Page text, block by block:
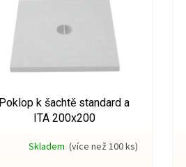
Poklop k šachtě standard a
ITA 200x200
Skladem (více než 100 ks)